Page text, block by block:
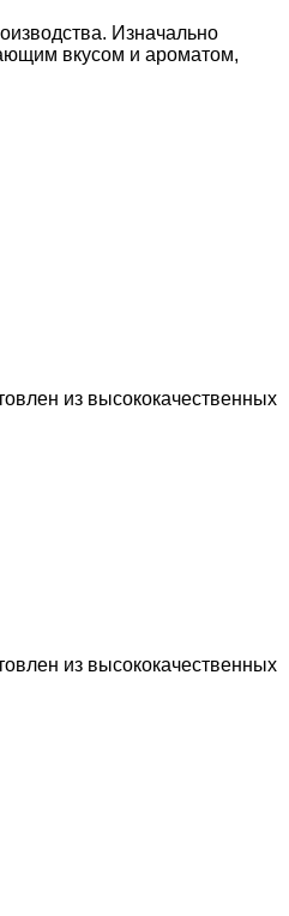
Изначально
вкусом и ароматом,
из высококачественных
из высококачественных